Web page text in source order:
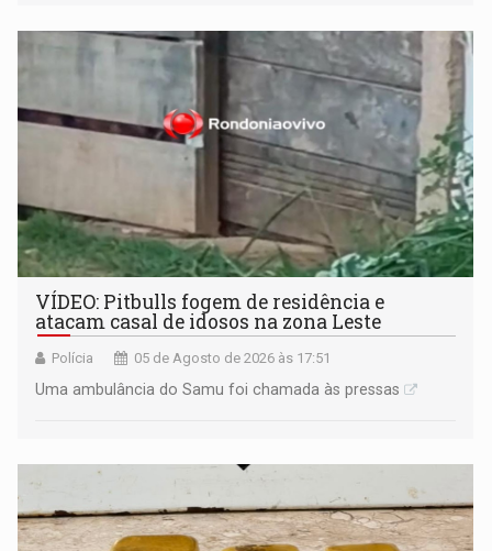
VÍDEO: Pitbulls fogem de residência e
atacam casal de idosos na zona Leste
Polícia 05 de Agosto de 2026 às 17:51
Uma ambulância do Samu foi chamada às pressas